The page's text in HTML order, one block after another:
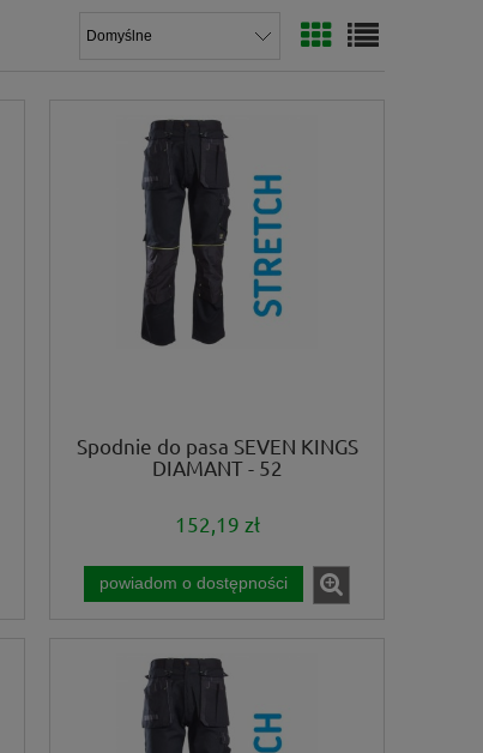
Spodnie do pasa SEVEN KINGS
DIAMANT - 52
152,19 zł
powiadom o dostępności